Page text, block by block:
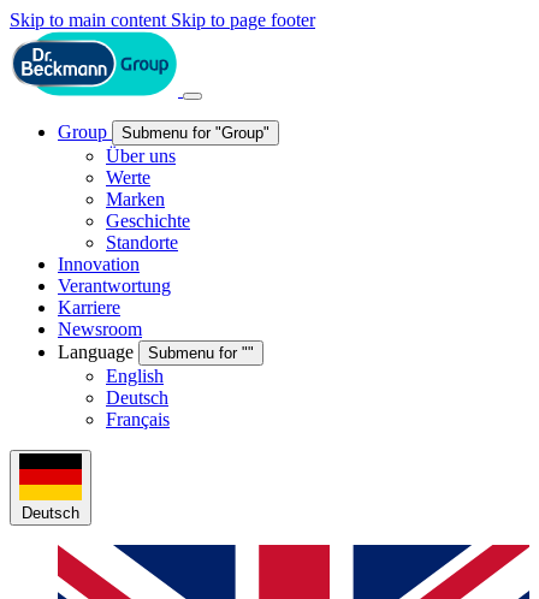
Skip to main content Skip to page footer
Group Submenu for "Group"
Über uns
Werte
Marken
Geschichte
Standorte
Innovation
Verantwortung
Karriere
Newsroom
Language
Submenu for ""
English
Deutsch
Français
Deutsch